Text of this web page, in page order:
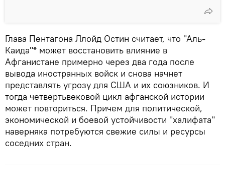
Глава Пентагона Ллойд Остин считает, что "Аль-
Каида"* может восстановить влияние в
Афганистане примерно через два года после
вывода иностранных войск и снова начнет
представлять угрозу для США и их союзников. И
тогда четвертьвековой цикл афганской истории
может повториться. Причем для политической,
экономической и боевой устойчивости "халифата"
наверняка потребуются свежие силы и ресурсы
соседних стран.